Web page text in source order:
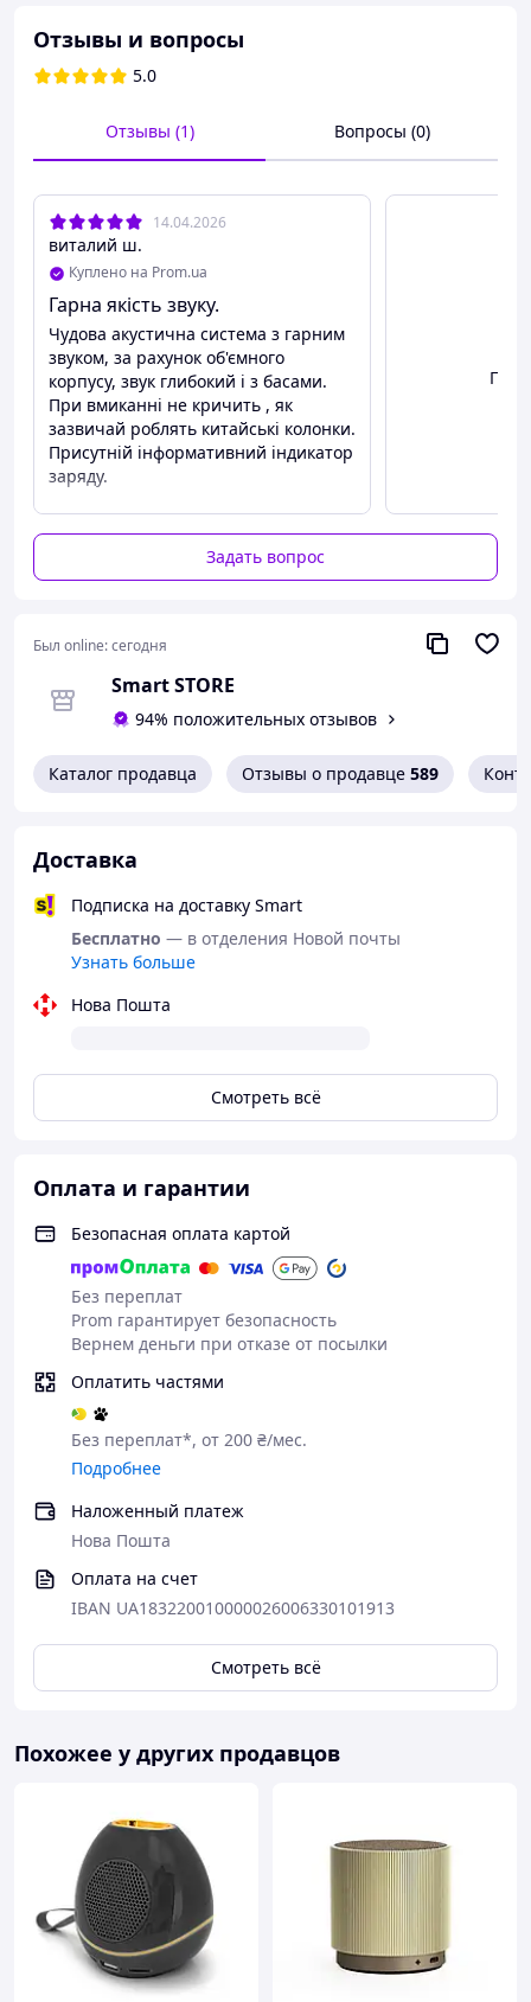
Отзывы и вопросы
5.0
Отзывы (1) Вопросы (0)
14.04.2026
виталий ш.
Куплено на Prom.ua
Гарна якість звуку.
Чудова акустична система з гарним
звуком, за рахунок об'ємного
корпусу, звук глибокий і з басами.
При вмиканні не кричить , як
зазвичай роблять китайські колонки.
Присутній інформативний індикатор
заряду.
Преимущества
Зовнішній вигляд дуже стильний,
Задать вопрос
Был online:сегодня
Smart STORE
94% положительных отзывов
Каталог продавца Отзывы о продавце 589
Доставка
Подписка на доставку Smart
Бесплатно — в отделения Новой почты
Узнать больше
Нова Пошта
Смотреть всё
Оплата и гарантии
Безопасная оплата картой
Без переплат
Prom гарантирует безопасность
Вернем деньги при отказе от посылки
Оплатить частями
Без переплат*, от 200 ₴/мес.
Подробнее
Наложенный платеж
Нова Пошта
Оплата на счет
IBAN UA183220010000026006330101913
Смотреть всё
Похожее у других продавцов